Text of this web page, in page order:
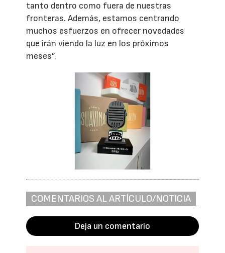
tanto dentro como fuera de nuestras
fronteras. Además, estamos centrando
muchos esfuerzos en ofrecer novedades
que irán viendo la luz en los próximos
meses”.
COMENTARIOS AL ARTÍCULO/NOTICIA
Deja un comentario